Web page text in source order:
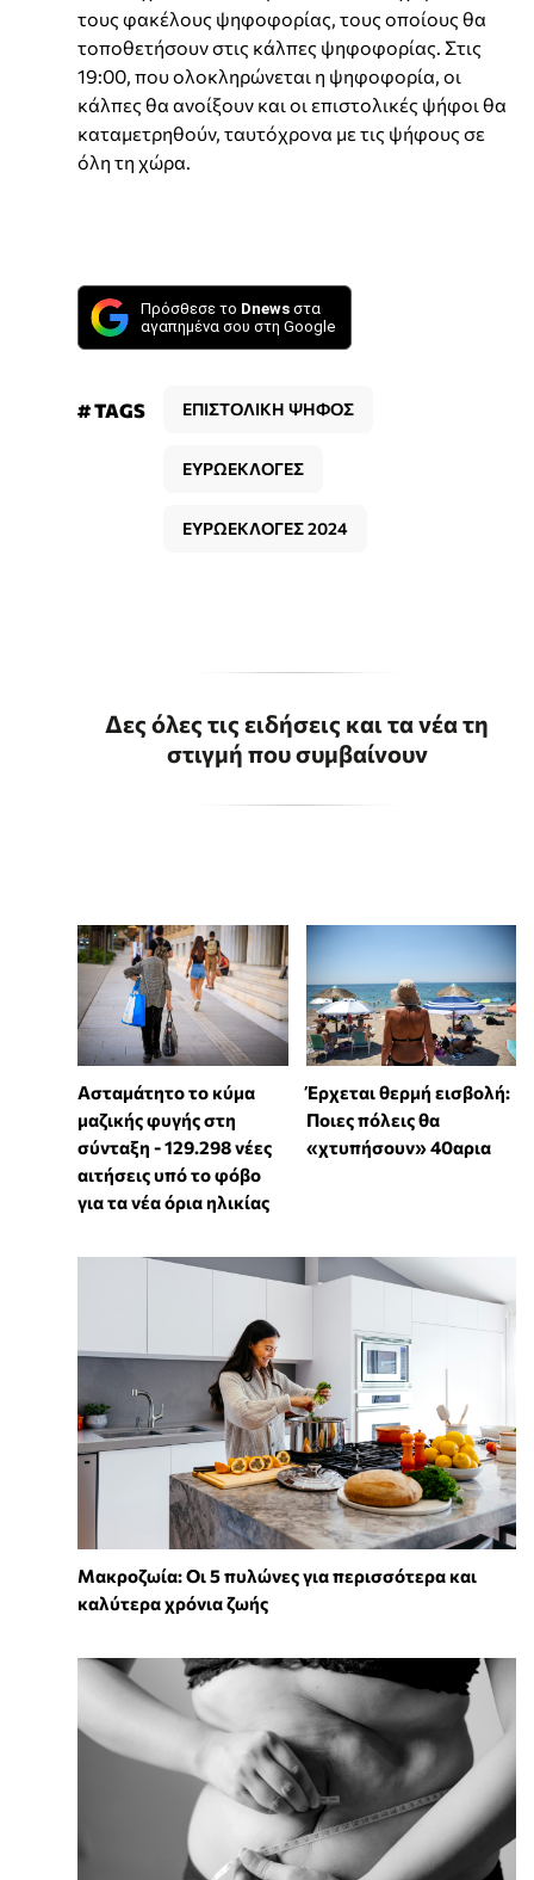
τους φακέλους ψηφοφορίας, τους οποίους θα
τοποθετήσουν στις κάλπες ψηφοφορίας. Στις
19:00, που ολοκληρώνεται η ψηφοφορία, οι
κάλπες θα ανοίξουν και οι επιστολικές ψήφοι θα
καταμετρηθούν, ταυτόχρονα με τις ψήφους σε
όλη τη χώρα.
Πρόσθεσε το Dnews στα
αγαπημένα σου στη Google
# TAGS ΕΠΙΣΤΟΛΙΚΗ ΨΗΦΟΣ
ΕΥΡΩΕΚΛΟΓΕΣ
ΕΥΡΩΕΚΛΟΓΕΣ 2024
Δες όλες τις ειδήσεις και τα νέα τη
στιγμή που συμβαίνουν
Ασταμάτητο το κύμα
μαζικής φυγής στη
σύνταξη - 129.298 νέες
αιτήσεις υπό το φόβο
για τα νέα όρια ηλικίας
Έρχεται θερμή εισβολή:
Ποιες πόλεις θα
«χτυπήσουν» 40αρια
Mακροζωία: Οι 5 πυλώνες για περισσότερα και
καλύτερα χρόνια ζωής